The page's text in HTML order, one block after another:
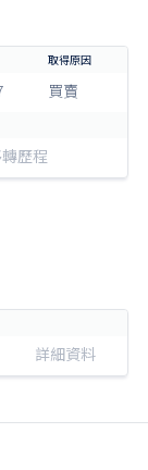
買賣
歷程
詳細資料